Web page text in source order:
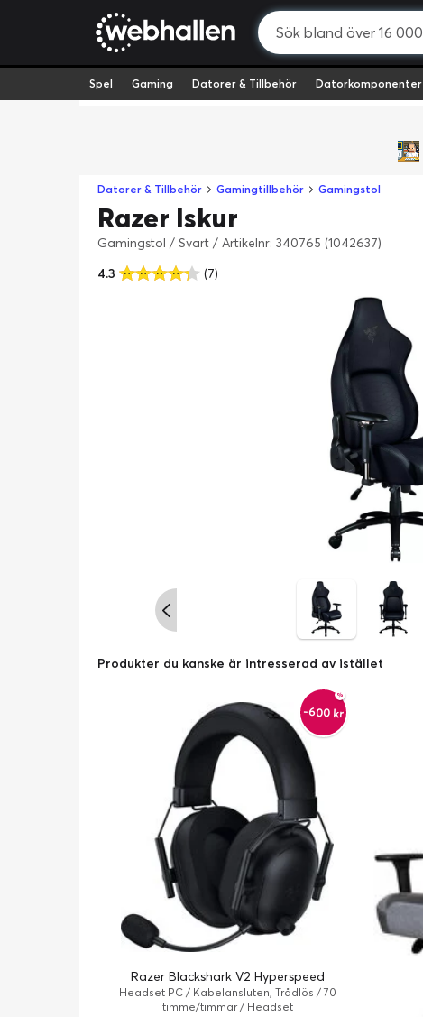
Spel Gaming Datorer & Tillbehör Datorkomponenter
Datorer & Tillbehör Gamingtillbehör Gamingstol
Razer Iskur
Gamingstol / Svart / Artikelnr: 340765 (1042637)
4.3
(7)
Produkter du kanske är intresserad av istället
-600 kr
Razer Blackshark V2 Hyperspeed
Headset PC / Kabelansluten, Trådlös / 70
timme/timmar / Headset